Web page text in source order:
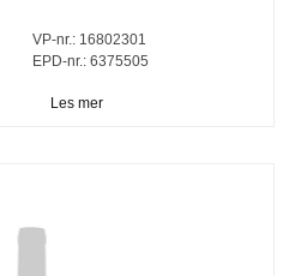
VP-nr.: 16802301
EPD-nr.: 6375505
Les mer